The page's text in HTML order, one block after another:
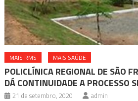
MAIS RMS MAIS SAÚDE
POLICLÍNICA REGIONAL DE SÃO
DÁ CONTINUIDADE A PROCESSO
21 de setembro, 2020 admin